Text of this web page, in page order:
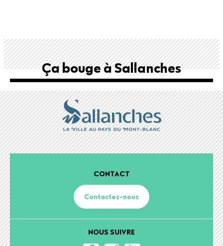
Ça bouge à Sallanches
CONTACT
Contactez-nous
NOUS SUIVRE